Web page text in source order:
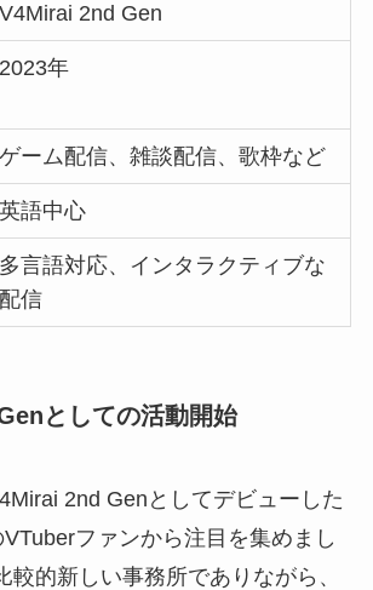
V4Mirai 2nd Gen
2023年
ゲーム配信、雑談配信、歌枠など
英語中心
多言語対応、インタラクティブな
配信
としての活動開始
2nd Genとしてデビューした
ファンから注目を集めまし
較的新しい事務所でありながら、